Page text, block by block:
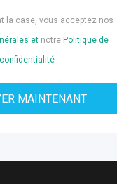
la case, vous acceptez nos
etnotre Politique de
confidentialité